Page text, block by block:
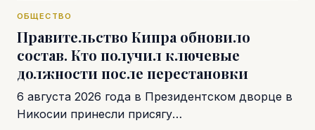
ОБЩЕСТВО
Правительство Кипра обновило
состав. Кто получил ключевые
должности после перестановки
6 августа 2026 года в Президентском дворце в
Никосии принесли присягу…